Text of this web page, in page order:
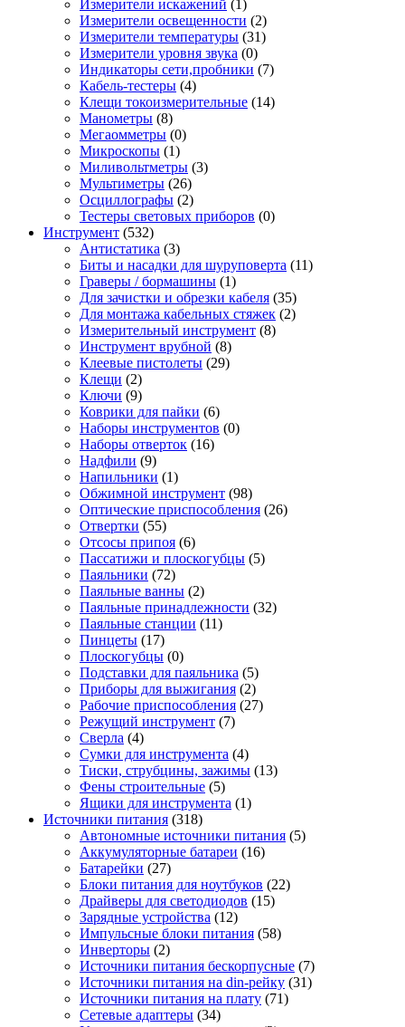
Измерители искажений (1)
Измерители освещенности (2)
Измерители температуры (31)
Измерители уровня звука (0)
Индикаторы сети,пробники (7)
Кабель-тестеры (4)
Клещи токоизмерительные (14)
Манометры (8)
Мегаомметры (0)
Микроскопы (1)
Миливольтметры (3)
Мультиметры (26)
Осциллографы (2)
Тестеры световых приборов (0)
Инструмент (532)
Антистатика (3)
Биты и насадки для шуруповерта (11)
Граверы / бормашины (1)
Для зачистки и обрезки кабеля (35)
Для монтажа кабельных стяжек (2)
Измерительный инструмент (8)
Инструмент врубной (8)
Клеевые пистолеты (29)
Клещи (2)
Ключи (9)
Коврики для пайки (6)
Наборы инструментов (0)
Наборы отверток (16)
Надфили (9)
Напильники (1)
Обжимной инструмент (98)
Оптические приспособления (26)
Отвертки (55)
Отсосы припоя (6)
Пассатижи и плоскогубцы (5)
Паяльники (72)
Паяльные ванны (2)
Паяльные принадлежности (32)
Паяльные станции (11)
Пинцеты (17)
Плоскогубцы (0)
Подставки для паяльника (5)
Приборы для выжигания (2)
Рабочие приспособления (27)
Режущий инструмент (7)
Сверла (4)
Сумки для инструмента (4)
Тиски, струбцины, зажимы (13)
Фены строительные (5)
Ящики для инструмента (1)
Источники питания (318)
Автономные источники питания (5)
Аккумуляторные батареи (16)
Батарейки (27)
Блоки питания для ноутбуков (22)
Драйверы для светодиодов (15)
Зарядные устройства (12)
Импульсные блоки питания (58)
Инверторы (2)
Источники питания бескорпусные (7)
Источники питания на din-рейку (31)
Источники питания на плату (71)
Сетевые адаптеры (34)